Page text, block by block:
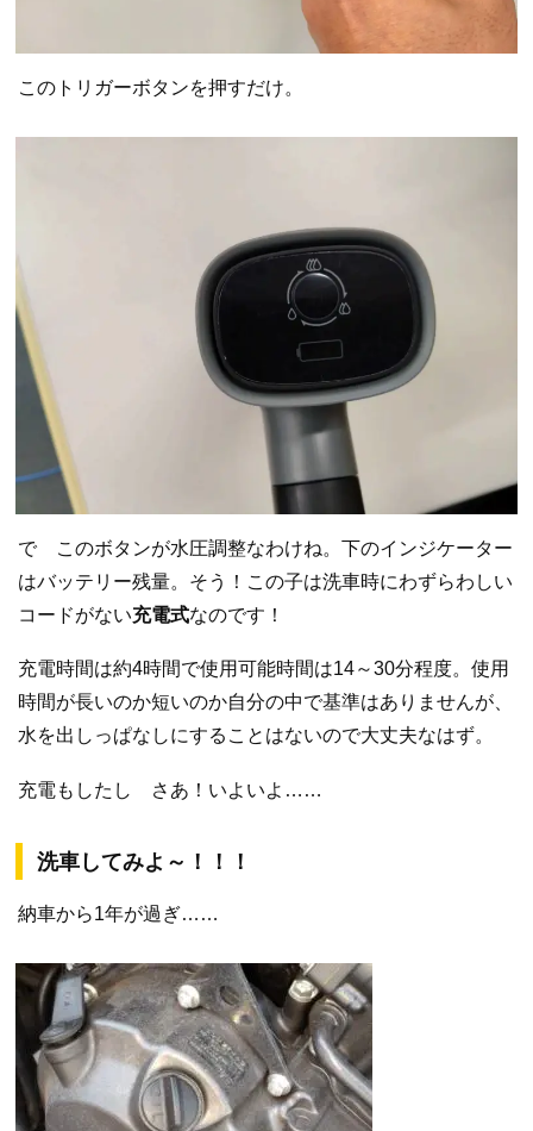
このトリガーボタンを押すだけ。
で このボタンが水圧調整なわけね。下のインジケーター
はバッテリー残量。そう！この子は洗車時にわずらわしい
コードがない充電式なのです！
充電時間は約4時間で使用可能時間は14～30分程度。使用
時間が長いのか短いのか自分の中で基準はありませんが、
水を出しっぱなしにすることはないので大丈夫なはず。
充電もしたし さあ！いよいよ……
洗車してみよ～！！！
納車から1年が過ぎ……